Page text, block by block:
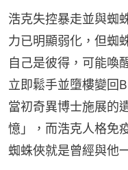
浩克失控暴走並與蜘
力已明顯弱化，但蜘
自己是彼得，可能喚
立即鬆手並墮樓變回
當初奇異博士施展的
憶」，而浩克人格免
蜘蛛俠就是曾經與他